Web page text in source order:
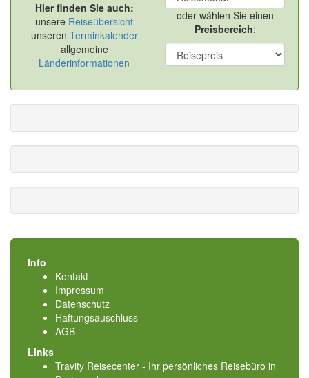
Hier finden Sie auch:
unsere Reiseübersicht
unseren Terminkalender
allgemeine
Länderinformationen
oder wählen Sie einen
Preisbereich:
Info
Kontakt
Impressum
Datenschutz
Haftungsauschluss
AGB
Links
Travity Reisecenter - Ihr persönliches Reisebüro in